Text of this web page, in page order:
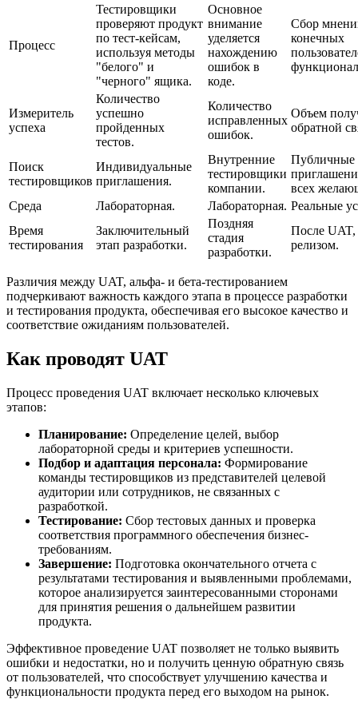
Процесс
Тестировщики
проверяют продукт
по тест-кейсам,
используя методы
"белого" и
"черного" ящика.
Основное
внимание
уделяется
нахождению
ошибок в
коде.
Сбор
конечных
Измеритель
успеха
Количество
успешно
пройденных
тестов.
Количество
исправленных
ошибок.
Объем
обратной
Поиск
тестировщиков
Индивидуальные
приглашения.
Внутренние
тестировщики
компании.
Публичные
всех
Среда
Лабораторная. Лабораторная. Реальные
Время
тестирования
Заключительный
этап разработки.
Поздняя
стадия
разработки.
После UAT,
релизом.
Различия между UAT, альфа- и бета-тестированием
подчеркивают важность каждого этапа в процессе разработки
и тестирования продукта, обеспечивая его высокое качество и
соответствие ожиданиям пользователей.
Как проводят UAT
Процесс проведения UAT включает несколько ключевых
этапов:
Планирование: Определение целей, выбор
лабораторной среды и критериев успешности.
Подбор и адаптация персонала: Формирование
команды тестировщиков из представителей целевой
аудитории или сотрудников, не связанных с
разработкой.
Тестирование: Сбор тестовых данных и проверка
соответствия программного обеспечения бизнес-
требованиям.
Завершение: Подготовка окончательного отчета с
результатами тестирования и выявленными проблемами,
которое анализируется заинтересованными сторонами
для принятия решения о дальнейшем развитии
продукта.
Эффективное проведение UAT позволяет не только выявить
ошибки и недостатки, но и получить ценную обратную связь
от пользователей, что способствует улучшению качества и
функциональности продукта перед его выходом на рынок.